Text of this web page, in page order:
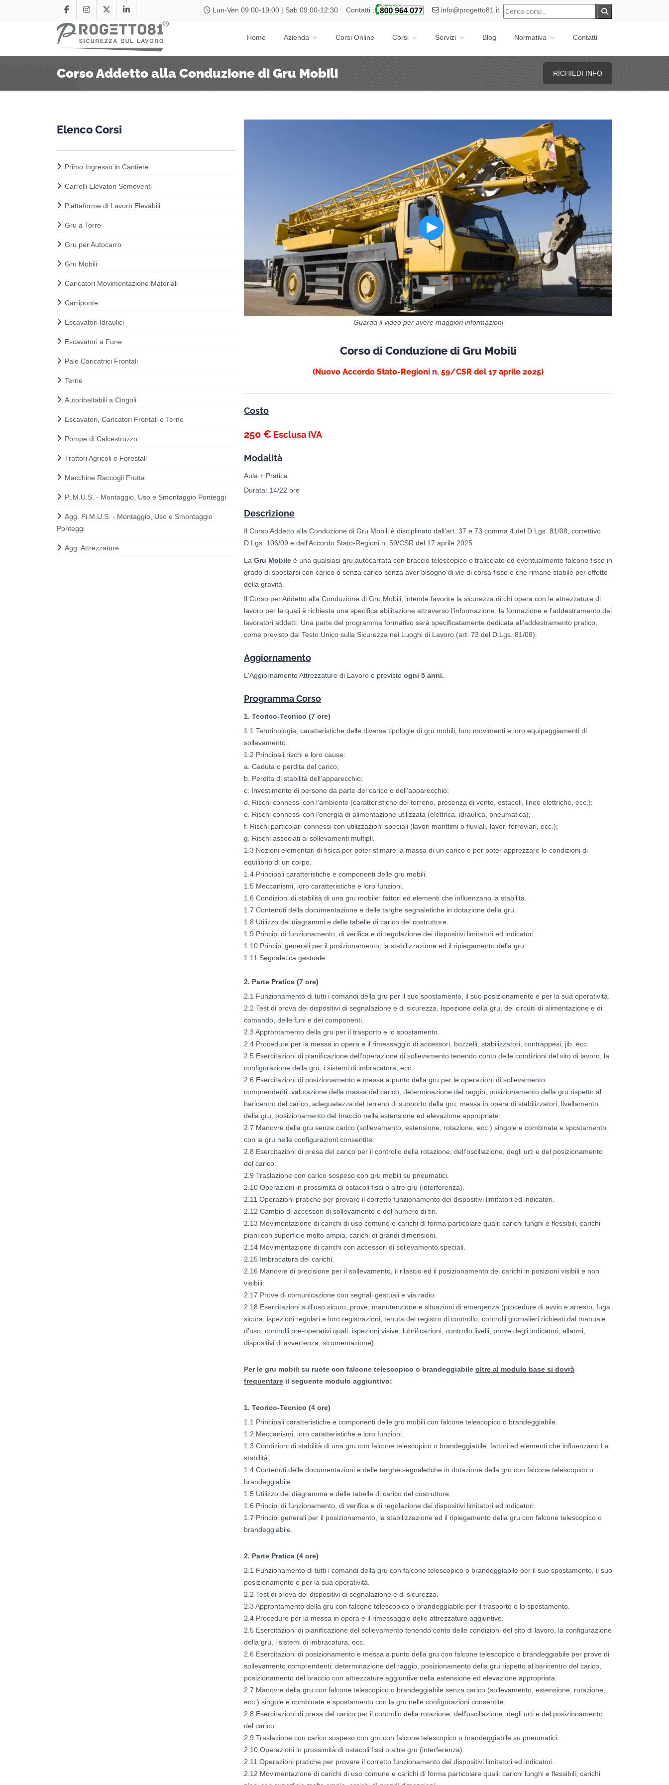
Lun-Ven 09:00-19:00 | Sab 09:00-12:30 Contatti : info@progetto81.it
Home Azienda Corsi Online Corsi Servizi Blog Normativa Contatti
Corso Addetto alla Conduzione di Gru Mobili
Guarda il video per avere maggiori informazioni
Corso di Conduzione di Gru Mobili
(Nuovo Accordo Stato-Regioni n. 59/CSR del 17 aprile 2025)
Costo
250 € Esclusa IVA
Modalità
Aula + Pratica
Durata: 14/22 ore
Descrizione
Il Corso Addetto alla Conduzione di Gru Mobili è disciplinato dall’art. 37 e 73 comma 4 del D.Lgs. 81/08, correttivo
D.Lgs. 106/09 e dall'Accordo Stato-Regioni n. 59/CSR del 17 aprile 2025.
La Gru Mobile è una qualsiasi gru autocarrata con braccio telescopico o tralicciato ed eventualmente falcone fisso in
grado di spostarsi con carico o senza carico senza aver bisogno di vie di corsa fisse e che rimane stabile per effetto
della gravità.
Il Corso per Addetto alla Conduzione di Gru Mobili, intende favorire la sicurezza di chi opera con le attrezzature di
lavoro per le quali è richiesta una specifica abilitazione attraverso l'informazione, la formazione e l'addestramento dei
lavoratori addetti. Una parte del programma formativo sarà specificatamente dedicata all'addestramento pratico,
come previsto dal Testo Unico sulla Sicurezza nei Luoghi di Lavoro (art. 73 del D.Lgs. 81/08).
Aggiornamento
L'Aggiornamento Attrezzature di Lavoro è previsto ogni 5 anni.
Programma Corso
1. Teorico-Tecnico (7 ore)
1.1 Terminologia, caratteristiche delle diverse tipologie di gru mobili, loro movimenti e loro equipaggiamenti di
sollevamento.
1.2 Principali rischi e loro cause:
a. Caduta o perdita del carico;
b. Perdita di stabilità dell’apparecchio;
c. Investimento di persone da parte del carico o dell’apparecchio;
d. Rischi connessi con l’ambiente (caratteristiche del terreno, presenza di vento, ostacoli, linee elettriche, ecc.);
e. Rischi connessi con l’energia di alimentazione utilizzata (elettrica, idraulica, pneumatica);
f. Rischi particolari connessi con utilizzazioni speciali (lavori marittimi o fluviali, lavori ferroviari, ecc.);
g. Rischi associati ai sollevamenti multipli.
1.3 Nozioni elementari di fisica per poter stimare la massa di un carico e per poter apprezzare le condizioni di
equilibrio di un corpo.
1.4 Principali caratteristiche e componenti delle gru mobili.
1.5 Meccanismi, loro caratteristiche e loro funzioni.
1.6 Condizioni di stabilità di una gru mobile: fattori ed elementi che influenzano la stabilità.
1.7 Contenuti della documentazione e delle targhe segnaletiche in dotazione della gru.
1.8 Utilizzo dei diagrammi e delle tabelle di carico del costruttore.
1.9 Principi di funzionamento, di verifica e di regolazione dei dispositivi limitatori ed indicatori.
1.10 Principi generali per il posizionamento, la stabilizzazione ed il ripiegamento della gru.
1.11 Segnaletica gestuale.
2. Parte Pratica (7 ore)
2.1 Funzionamento di tutti i comandi della gru per il suo spostamento, il suo posizionamento e per la sua operatività.
2.2 Test di prova dei dispositivi di segnalazione e di sicurezza. Ispezione della gru, dei circuiti di alimentazione e di
comando, delle funi e dei componenti.
2.3 Approntamento della gru per il trasporto e lo spostamento.
2.4 Procedure per la messa in opera e il rimessaggio di accessori, bozzelli, stabilizzatori, contrappesi, jib, ecc.
2.5 Esercitazioni di pianificazione dell’operazione di sollevamento tenendo conto delle condizioni del sito di lavoro, la
configurazione della gru, i sistemi di imbracatura, ecc.
2.6 Esercitazioni di posizionamento e messa a punto della gru per le operazioni di sollevamento
comprendenti: valutazione della massa del carico, determinazione del raggio, posizionamento della gru rispetto al
baricentro del carico, adeguatezza del terreno di supporto della gru, messa in opera di stabilizzatori, livellamento
della gru, posizionamento del braccio nella estensione ed elevazione appropriate;
2.7 Manovre della gru senza carico (sollevamento, estensione, rotazione, ecc.) singole e combinate e spostamento
con la gru nelle configurazioni consentite.
2.8 Esercitazioni di presa del carico per il controllo della rotazione, dell’oscillazione, degli urti e del posizionamento
del carico.
2.9 Traslazione con carico sospeso con gru mobili su pneumatici.
2.10 Operazioni in prossimità di ostacoli fissi o altre gru (interferenza).
2.11 Operazioni pratiche per provare il corretto funzionamento dei dispositivi limitatori ed indicatori.
2.12 Cambio di accessori di sollevamento e del numero di tiri.
2.13 Movimentazione di carichi di uso comune e carichi di forma particolare quali: carichi lunghi e flessibili, carichi
piani con superficie molto ampia, carichi di grandi dimensioni.
2.14 Movimentazione di carichi con accessori di sollevamento speciali.
2.15 Imbracatura dei carichi.
2.16 Manovre di precisione per il sollevamento, il rilascio ed il posizionamento dei carichi in posizioni visibili e non
visibili.
2.17 Prove di comunicazione con segnali gestuali e via radio.
2.18 Esercitazioni sull’uso sicuro, prove, manutenzione e situazioni di emergenza (procedure di avvio e arresto, fuga
sicura, ispezioni regolari e loro registrazioni, tenuta del registro di controllo, controlli giornalieri richiesti dal manuale
d’uso, controlli pre-operativi quali: ispezioni visive, lubrificazioni, controllo livelli, prove degli indicatori, allarmi,
dispositivi di avvertenza, strumentazione).
Per le gru mobili su ruote con falcone telescopico o brandeggiabile oltre al modulo base si dovrà
frequentare il seguente modulo aggiuntivo:
1. Teorico-Tecnico (4 ore)
1.1 Principali caratteristiche e componenti delle gru mobili con falcone telescopico o brandeggiabile.
1.2 Meccanismi, loro caratteristiche e loro funzioni.
1.3 Condizioni di stabilità di una gru con falcone telescopico o brandeggiabile: fattori ed elementi che influenzano La
stabilità.
1.4 Contenuti delle documentazioni e delle targhe segnaletiche in dotazione della gru con falcone telescopico o
brandeggiabile.
1.5 Utilizzo del diagramma e delle tabelle di carico del costruttore.
1.6 Principi di funzionamento, di verifica e di regolazione dei dispositivi limitatori ed indicatori
1.7 Principi generali per il posizionamento, la stabilizzazione ed il ripiegamento della gru con falcone telescopico o
brandeggiabile.
2. Parte Pratica (4 ore)
2.1 Funzionamento di tutti i comandi della gru con falcone telescopico o brandeggiabile per il suo spostamento, il suo
posizionamento e per la sua operatività.
2.2 Test di prova dei dispositivi di segnalazione e di sicurezza.
2.3 Approntamento della gru con falcone telescopico o brandeggiabile per il trasporto o lo spostamento.
2.4 Procedure per la messa in opera e il rimessaggio delle attrezzature aggiuntive.
2.5 Esercitazioni di pianificazione del sollevamento tenendo conto delle condizioni del sito di lavoro, la configurazione
della gru, i sistemi di imbracatura, ecc.
2.6 Esercitazioni di posizionamento e messa a punto della gru con falcone telescopico o brandeggiabile per prove di
sollevamento comprendenti: determinazione del raggio, posizionamento della gru rispetto al baricentro del carico,
posizionamento del braccio con attrezzature aggiuntive nella estensione ed elevazione appropriata.
2.7 Manovre della gru con falcone telescopico o brandeggiabile senza carico (sollevamento, estensione, rotazione,
ecc.) singole e combinate e spostamento con la gru nelle configurazioni consentite.
2.8 Esercitazioni di presa del carico per il controllo della rotazione, dell’oscillazione, degli urti e del posizionamento
del carico.
2.9 Traslazione con carico sospeso con gru con falcone telescopico o brandeggiabile su pneumatici.
2.10 Operazioni in prossimità di ostacoli fissi o altre gru (interferenza).
2.11 Operazioni pratiche per provare il corretto funzionamento dei dispositivi limitatori ed indicatori.
2.12 Movimentazione di carichi di uso comune e carichi di forma particolare quali: carichi lunghi e flessibili, carichi
Elenco Corsi
Primo Ingresso in Cantiere
Carrelli Elevatori Semoventi
Piattaforme di Lavoro Elevabili
Gru a Torre
Gru per Autocarro
Gru Mobili
Caricatori Movimentazione Materiali
Carriponte
Escavatori Idraulici
Escavatori a Fune
Pale Caricatrici Frontali
Terne
Autoribaltabili a Cingoli
Escavatori, Caricatori Frontali e Terne
Pompe di Calcestruzzo
Trattori Agricoli e Forestali
Macchine Raccogli Frutta
Pi.M.U.S. - Montaggio, Uso e Smontaggio Ponteggi
Agg. Pi.M.U.S. - Montaggio, Uso e Smontaggio
Ponteggi
Agg. Attrezzature